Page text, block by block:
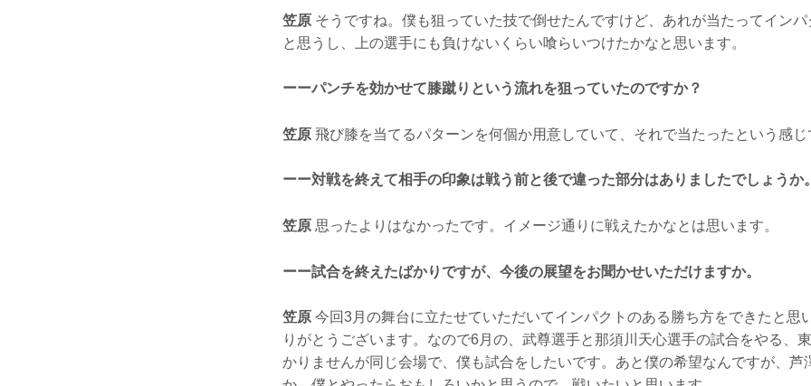
笠原 そうですね。僕も狙っていた技で倒せたんですけど、あれが当たってイン
と思うし、上の選手にも負けないくらい喰らいつけたかなと思います。
ーーパンチを効かせて膝蹴りという流れを狙っていたのですか？
笠原 飛び膝を当てるパターンを何個か用意していて、それで当たったという感じ
ーー対戦を終えて相手の印象は戦う前と後で違った部分はありましたでしょうか。
笠原 思ったよりはなかったです。イメージ通りに戦えたかなとは思います。
ーー試合を終えたばかりですが、今後の展望をお聞かせいただけますか。
笠原 今回3月の舞台に立たせていただいてインパクトのある勝ち方をできたと思
りがとうございます。なので6月の、武尊選手と那須川天心選手の試合をやる、
かりませんが同じ会場で、僕も試合をしたいです。あと僕の希望なんですが、芦